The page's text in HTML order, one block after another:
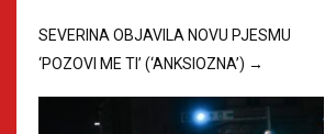
SEVERINA OBJAVILA NOVU PJESMU
‘POZOVI ME TI’ (‘ANKSIOZNA’) →